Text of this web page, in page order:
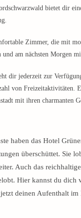
bietet dir
Zimmer, die mit
am nächsten Morgen
dir jederzeit zur
von Freizeitaktivitäten.
mit ihren charmanten
haben das Hotel
überschüttet. Sie
Auch das
Hier kannst du dich
deinen Aufenthalt im